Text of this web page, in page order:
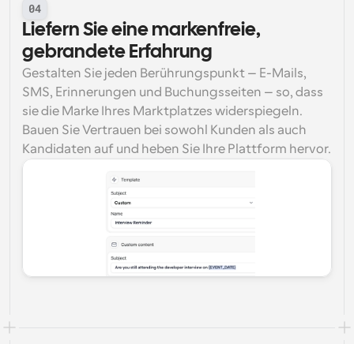
04
Liefern Sie eine markenfreie,
gebrandete Erfahrung
Gestalten Sie jeden Berührungspunkt – E-Mails,
SMS, Erinnerungen und Buchungsseiten – so, dass
sie die Marke Ihres Marktplatzes widerspiegeln.
Bauen Sie Vertrauen bei sowohl Kunden als auch
Kandidaten auf und heben Sie Ihre Plattform hervor.